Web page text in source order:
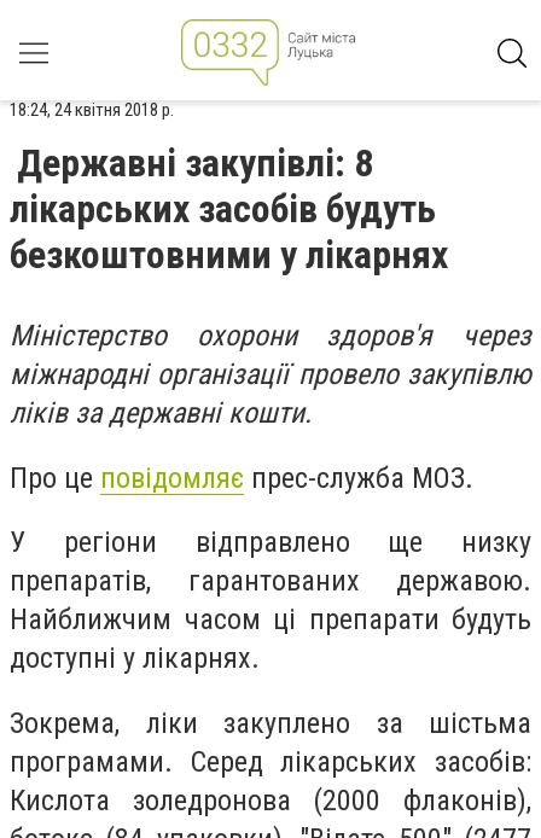
18:24, 24 квітня 2018 р.
Державні закупівлі: 8
лікарських засобів будуть
безкоштовними у лікарнях
Міністерство охорони здоров'я через
міжнародні організації провело закупівлю
ліків за державні кошти.
Про це повідомляє прес-служба МОЗ.
У регіони відправлено ще низку
препаратів, гарантованих державою.
Найближчим часом ці препарати будуть
доступні у лікарнях.
Зокрема, ліки закуплено за шістьма
програмами. Серед лікарських засобів:
Кислота золедронова (2000 флаконів),